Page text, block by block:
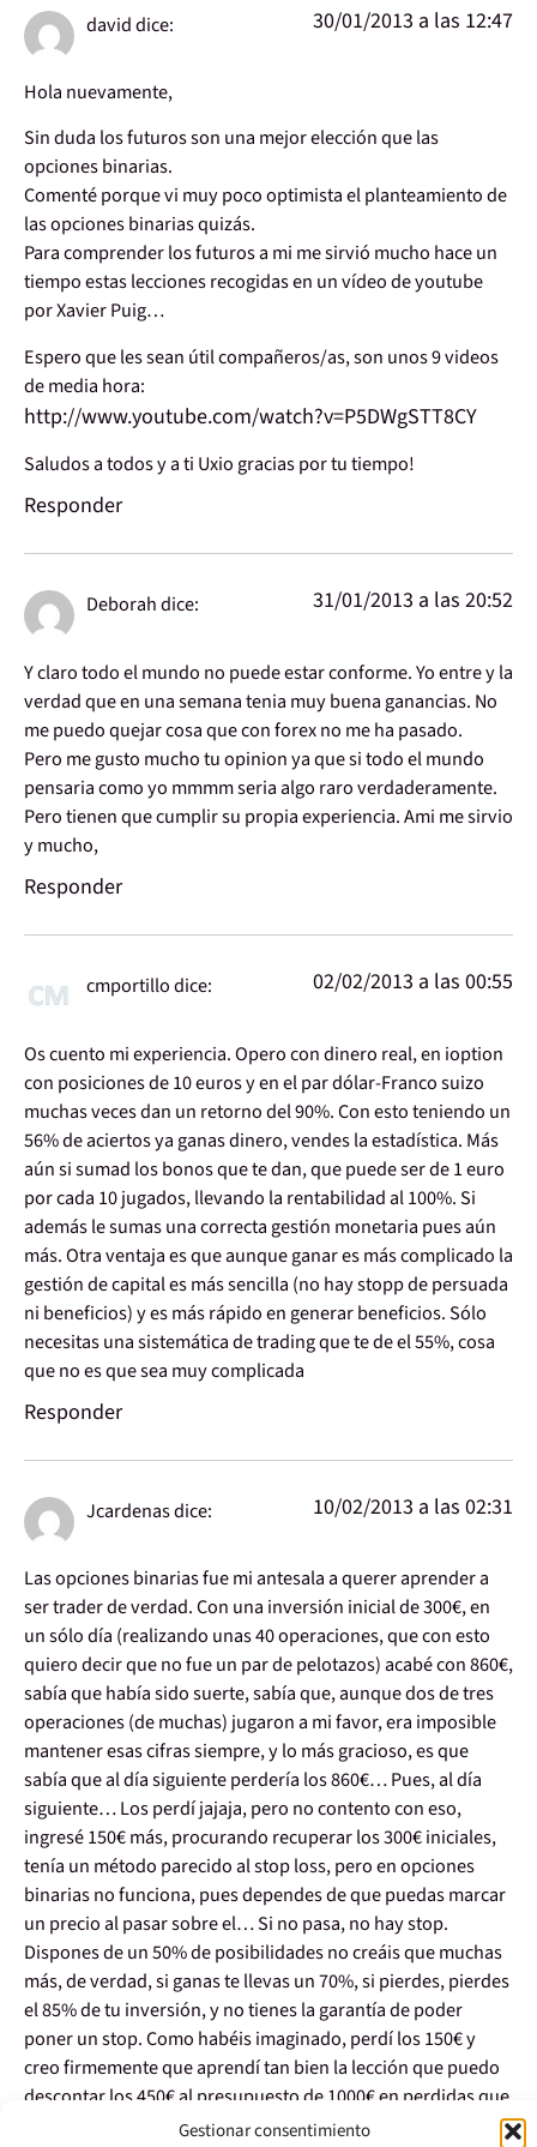
Gestionar consentimiento
daviddice: 30/01/2013 a las 12:47
Hola nuevamente,
Sin duda los futuros son una mejor elección que las
opciones binarias.
Comenté porque vi muy poco optimista el planteamiento de
las opciones binarias quizás.
Para comprender los futuros a mi me sirvió mucho hace un
tiempo estas lecciones recogidas en un vídeo de youtube
por Xavier Puig…
Espero que les sean útil compañeros/as, son unos 9 videos
de media hora:
http://www.youtube.com/watch?v=P5DWgSTT8CY
Saludos a todos y a ti Uxio gracias por tu tiempo!
Responder
Deborahdice: 31/01/2013 a las 20:52
Y claro todo el mundo no puede estar conforme. Yo entre y la
verdad que en una semana tenia muy buena ganancias. No
me puedo quejar cosa que con forex no me ha pasado.
Pero me gusto mucho tu opinion ya que si todo el mundo
pensaria como yo mmmm seria algo raro verdaderamente.
Pero tienen que cumplir su propia experiencia. Ami me sirvio
y mucho,
Responder
cmportillodice: 02/02/2013 a las 00:55
Os cuento mi experiencia. Opero con dinero real, en ioption
con posiciones de 10 euros y en el par dólar-Franco suizo
muchas veces dan un retorno del 90%. Con esto teniendo un
56% de aciertos ya ganas dinero, vendes la estadística. Más
aún si sumad los bonos que te dan, que puede ser de 1 euro
por cada 10 jugados, llevando la rentabilidad al 100%. Si
además le sumas una correcta gestión monetaria pues aún
más. Otra ventaja es que aunque ganar es más complicado la
gestión de capital es más sencilla (no hay stopp de persuada
ni beneficios) y es más rápido en generar beneficios. Sólo
necesitas una sistemática de trading que te de el 55%, cosa
que no es que sea muy complicada
Responder
Jcardenasdice: 10/02/2013 a las 02:31
Las opciones binarias fue mi antesala a querer aprender a
ser trader de verdad. Con una inversión inicial de 300€, en
un sólo día (realizando unas 40 operaciones, que con esto
quiero decir que no fue un par de pelotazos) acabé con 860€,
sabía que había sido suerte, sabía que, aunque dos de tres
operaciones (de muchas) jugaron a mi favor, era imposible
mantener esas cifras siempre, y lo más gracioso, es que
sabía que al día siguiente perdería los 860€… Pues, al día
siguiente… Los perdí jajaja, pero no contento con eso,
ingresé 150€ más, procurando recuperar los 300€ iniciales,
tenía un método parecido al stop loss, pero en opciones
binarias no funciona, pues dependes de que puedas marcar
un precio al pasar sobre el… Si no pasa, no hay stop.
Dispones de un 50% de posibilidades no creáis que muchas
más, de verdad, si ganas te llevas un 70%, si pierdes, pierdes
el 85% de tu inversión, y no tienes la garantía de poder
poner un stop. Como habéis imaginado, perdí los 150€ y
creo firmemente que aprendí tan bien la lección que puedo
descontar los 450€ al presupuesto de 1000€ en perdidas que
preciso en mi aprendizaje como trader jijiji.